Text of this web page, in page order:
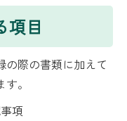
項目
の際の書類に加えて
。
項